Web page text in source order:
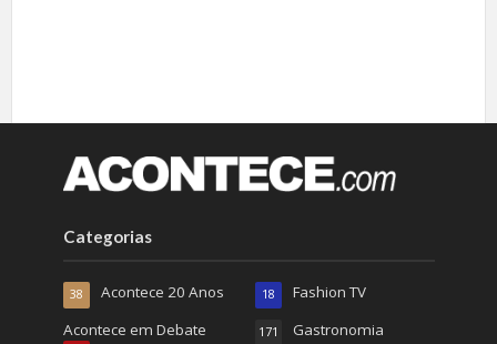
Categorias
Acontece 20 Anos
38
Acontece em Debate
Fashion TV
18
Gastronomia
171